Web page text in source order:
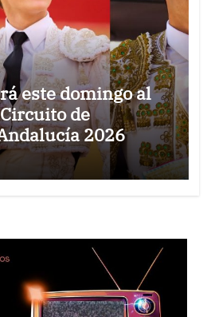
este domingo al
de
2026